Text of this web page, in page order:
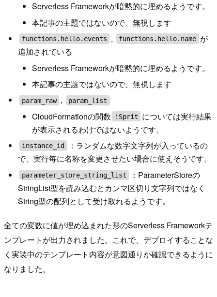
Serverless Frameworkが暗黙的に埋めるようです。
本記事の主題ではないので、無視します
functions.hello.events , functions.hello.name が
追加されている
Serverless Frameworkが暗黙的に埋めるようです。
本記事の主題ではないので、無視します
param_raw , param_list
CloudFormationの関数 !Sprit
については実行結果
が表示されるわけではないようです。
instance_id
：ランダムな数字文字列が入っているの
で、実行毎に名称を変更させたい場合に使えそうです。
parameter_store_string_list
：ParameterStoreの
StringList型を読み込むとカンマ区切り文字列ではなく
String型の配列として受け取れるようです。
全ての変数に値が埋め込まれた形のServerless Frameworkテ
ンプレートが出力されました。これで、デプロイすることな
く実装中のテンプレート内容が意図通りか確認できるように
なりました。